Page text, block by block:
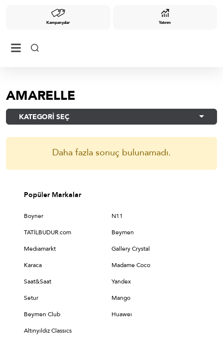
Kampanyalar Yatırım
AMARELLE
KATEGORİ SEÇ
Daha fazla sonuç bulunamadı.
Popüler Markalar
Boyner N11
TATİLBUDUR.com Beymen
Medıamarkt Gallery Crystal
Karaca Madame Coco
Saat&Saat Yandex
Setur Mango
Beymen Club Huaweı
Altınyıldız Classıcs